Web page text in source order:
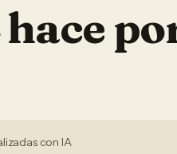
hace
con IA